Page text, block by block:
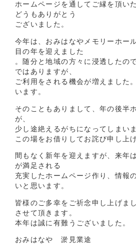
ホームページを通してご縁を頂い
どうもありがとう
ございました。
今年は、おみはなやメモリーホー
目の年を迎えました
。随分と地域の方々に浸透したの
ではありますが、
ご利用をされる機会が増えました
います。
そのこともありまして、年の後半
が、
少し途絶えるがちになってしまい
この場をお借りしてお詫び申し上
間もなく新年を迎えますが、来年
が満足される
充実したホームページ作り、情報
いと思います。
皆様のご多幸をご祈念申し上げま
させて頂きます。
本年は誠に有難うございました。
おみはなや 淤見業途